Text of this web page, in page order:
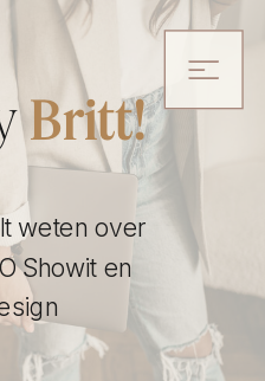
weten over
Showit en
Britt!